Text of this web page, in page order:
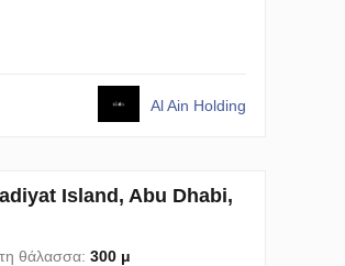
Al Ain Holding
Island, Abu Dhabi,
θάλασσα: 300 μ